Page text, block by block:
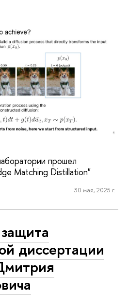
прошел
Matching Distillation"
30 мая, 2025 г.
диссертации